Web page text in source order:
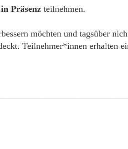
Präsenz teilnehmen.
möchten und tagsüber
Teilnehmer*innen erhalten